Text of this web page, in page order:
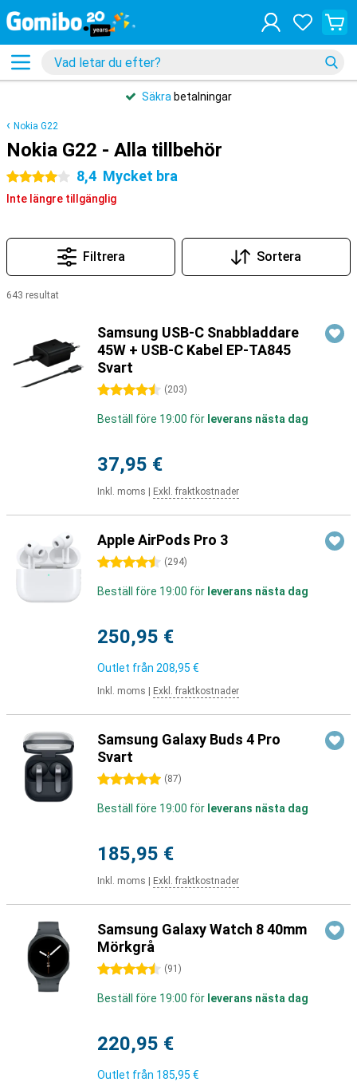
Säkra betalningar
Nokia G22
Nokia G22 - Alla tillbehör
4 stjärnor 8,4 Mycket bra
Inte längre tillgänglig
Filtrera Sortera
643 resultat
Samsung USB-C Snabbladdare
45W + USB-C Kabel EP-TA845
Svart
4.5 stjärnor (203)
Beställ före 19:00 för leverans nästa dag
37,95 €
Inkl. moms Exkl. fraktkostnader
Apple AirPods Pro 3
4.5 stjärnor (294)
Beställ före 19:00 för leverans nästa dag
250,95 €
Outlet från 208,95 €
Inkl. moms Exkl. fraktkostnader
Samsung Galaxy Buds 4 Pro
Svart
5 stjärnor (87)
Beställ före 19:00 för leverans nästa dag
185,95 €
Inkl. moms Exkl. fraktkostnader
Samsung Galaxy Watch 8 40mm
Mörkgrå
4.5 stjärnor (91 )
Beställ före 19:00 för leverans nästa dag
220,95 €
Outlet från 185,95 €